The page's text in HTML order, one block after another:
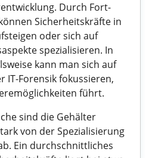
Durch Fort-
Sicherheitskräfte in
oder sich auf
spezialisieren. In
kann man sich auf
IT-Forensik fokussieren,
führt.
sind die Gehälter
von der Spezialisierung
Ein durchschnittliches